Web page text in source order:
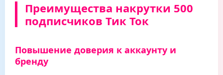
Преимущества накрутки 500
подписчиков Тик Ток
Повышение доверия к аккаунту и
бренду